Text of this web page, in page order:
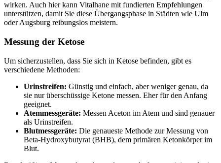
wirken. Auch hier kann Vitalhane mit fundierten Empfehlungen
unterstützen, damit Sie diese Übergangsphase in Städten wie Ulm
oder Augsburg reibungslos meistern.
Messung der Ketose
Um sicherzustellen, dass Sie sich in Ketose befinden, gibt es
verschiedene Methoden:
Urinstreifen: Günstig und einfach, aber weniger genau, da
sie nur überschüssige Ketone messen. Eher für den Anfang
geeignet.
Atemmessgeräte: Messen Aceton im Atem und sind genauer
als Urinstreifen.
Blutmessgeräte: Die genaueste Methode zur Messung von
Beta-Hydroxybutyrat (BHB), dem primären Ketonkörper im
Blut.